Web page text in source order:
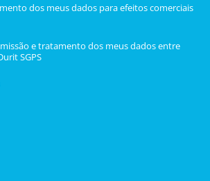
dos meus dados para efeitos comerciais
e tratamento dos meus dados entre
SGPS